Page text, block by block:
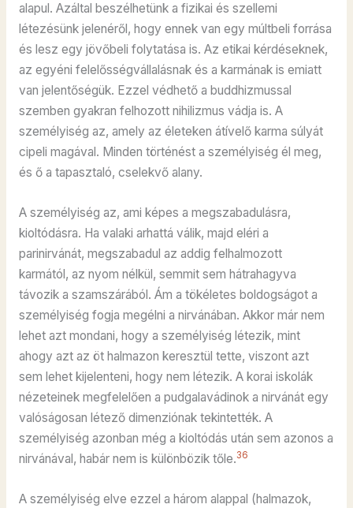
alapul. Azáltal beszélhetünk a fizikai és szellemi
létezésünk jelenéről, hogy ennek van egy múltbeli forrása
és lesz egy jövőbeli folytatása is. Az etikai kérdéseknek,
az egyéni felelősségvállalásnak és a karmának is emiatt
van jelentőségük. Ezzel védhető a buddhizmussal
szemben gyakran felhozott nihilizmus vádja is. A
személyiség az, amely az életeken átívelő karma súlyát
cipeli magával. Minden történést a személyiség él meg,
és ő a tapasztaló, cselekvő alany.
A személyiség az, ami képes a megszabadulásra,
kioltódásra. Ha valaki arhattá válik, majd eléri a
parinirvánát, megszabadul az addig felhalmozott
karmától, az nyom nélkül, semmit sem hátrahagyva
távozik a szamszárából. Ám a tökéletes boldogságot a
személyiség fogja megélni a nirvánában. Akkor már nem
lehet azt mondani, hogy a személyiség létezik, mint
ahogy azt az öt halmazon keresztül tette, viszont azt
sem lehet kijelenteni, hogy nem létezik. A korai iskolák
nézeteinek megfelelően a pudgalavádinok a nirvánát egy
valóságosan létező dimenziónak tekintették. A
személyiség azonban még a kioltódás után sem azonos a
nirvánával, habár nem is különbözik tőle.36
A személyiség elve ezzel a három alappal (halmazok,